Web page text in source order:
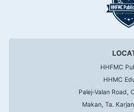
HHFMC
HHMC
Palej-Valan Road,
Makan, Ta.